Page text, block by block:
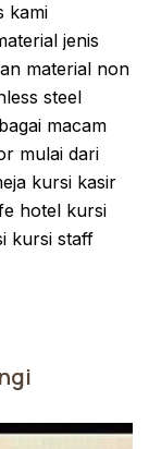
kami
jenis
material non
steel
macam
mulai dari
kursi kasir
hotel kursi
kursi staff